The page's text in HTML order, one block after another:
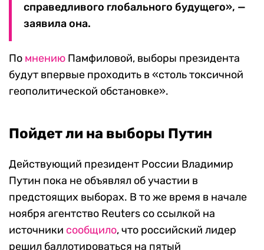
справедливого глобального будущего», —
заявила она.
По мнению Памфиловой, выборы президента
будут впервые проходить в «столь токсичной
геополитической обстановке».
Пойдет ли на выборы Путин
Действующий президент России Владимир
Путин пока не объявлял об участии в
предстоящих выборах. В то же время в начале
ноября агентство Reuters со ссылкой на
источники сообщило, что российский лидер
решил баллотироваться на пятый